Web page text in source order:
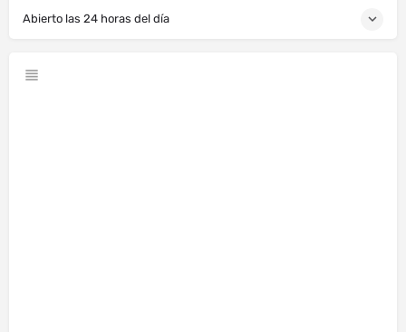
Abierto las 24 horas del día